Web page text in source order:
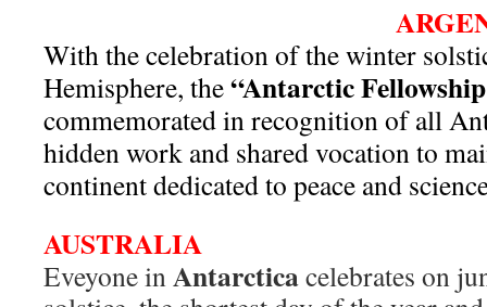
With the celebration of the winter
Hemisphere, the“Antarctic
commemorated in recognition of all
hidden work and shared vocation to
continent dedicated to peace and
AUSTRALIA
Eveyone inAntarcticacelebrates on